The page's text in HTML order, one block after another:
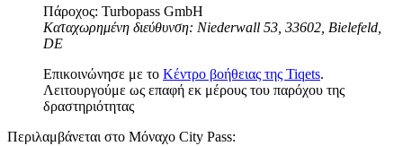
Πάροχος: Turbopass GmbH
Καταχωρημένη διεύθυνση: Niederwall 53, 33602, Bielefeld,
DE
Επικοινώνησε με το Κέντρο βοήθειας της Tiqets.
Λειτουργούμε ως επαφή εκ μέρους του παρόχου της
δραστηριότητας
Περιλαμβάνεται στο Μόναχο City Pass: